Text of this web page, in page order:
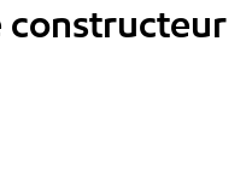
constructeur